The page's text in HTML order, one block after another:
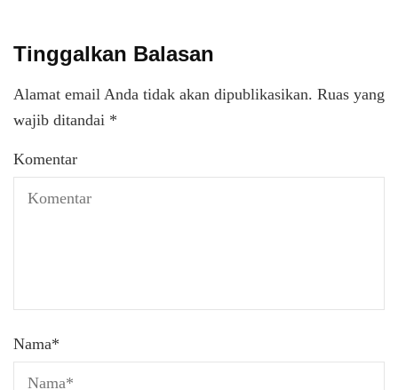
Tinggalkan Balasan
Alamat email Anda tidak akan dipublikasikan. Ruas yang
wajib ditandai *
Komentar
Nama*